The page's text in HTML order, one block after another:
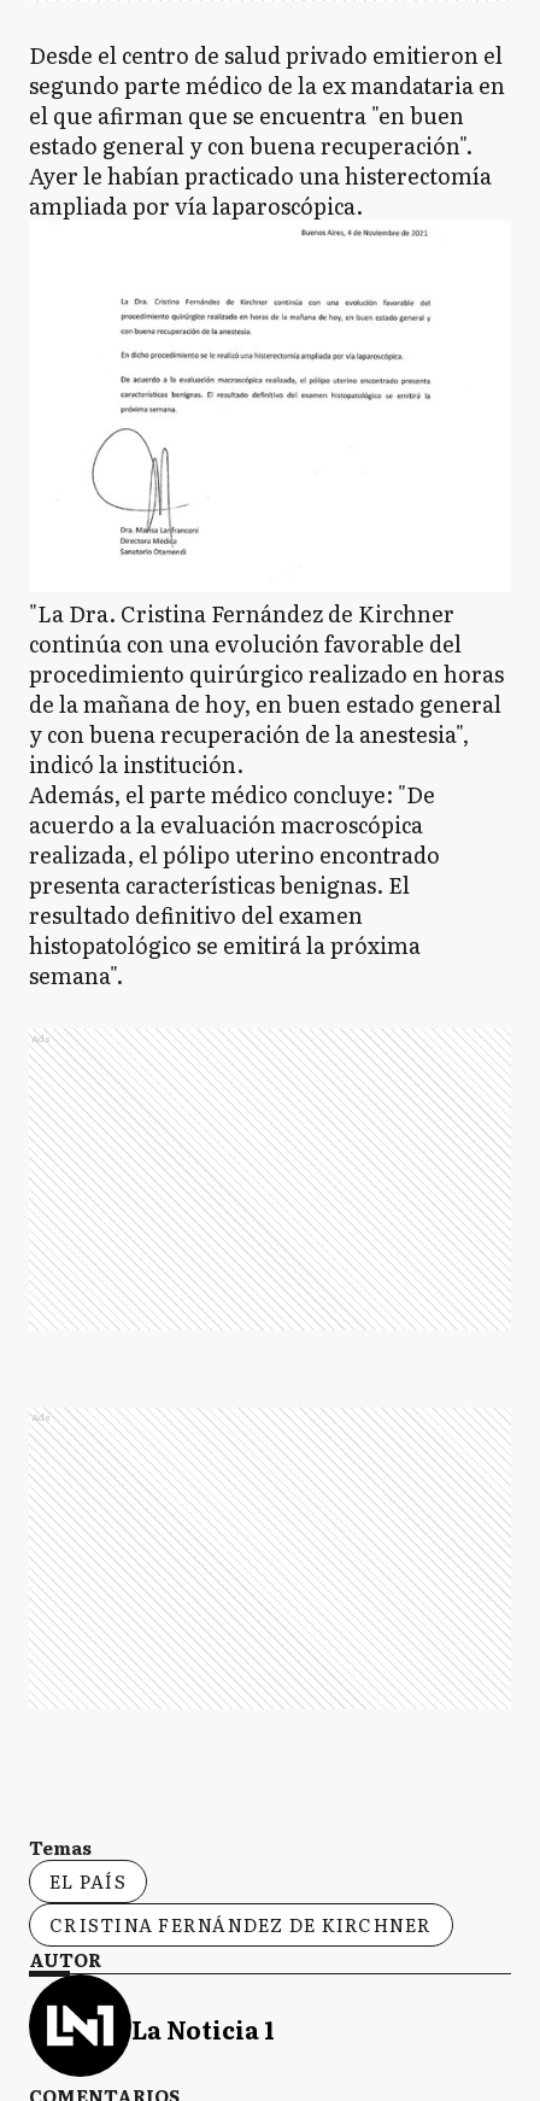
Desde el centro de salud privado emitieron el
segundo parte médico de la ex mandataria en
el que afirman que se encuentra "en buen
estado general y con buena recuperación".
Ayer le habían practicado una histerectomía
ampliada por vía laparoscópica.
"La Dra. Cristina Fernández de Kirchner
continúa con una evolución favorable del
procedimiento quirúrgico realizado en horas
de la mañana de hoy, en buen estado general
y con buena recuperación de la anestesia",
indicó la institución.
Además, el parte médico concluye: "De
acuerdo a la evaluación macroscópica
realizada, el pólipo uterino encontrado
presenta características benignas. El
resultado definitivo del examen
histopatológico se emitirá la próxima
semana".
Ads
Ads
Temas
EL PAÍS
CRISTINA FERNÁNDEZ DE KIRCHNER
AUTOR
La Noticia 1